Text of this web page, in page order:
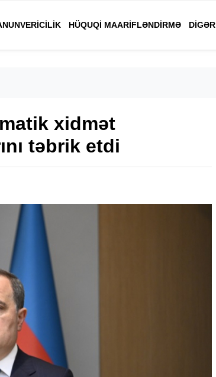
HÜQUQI MAARIFLƏNDIRMƏ DIGƏR
xidmət
təbrik etdi